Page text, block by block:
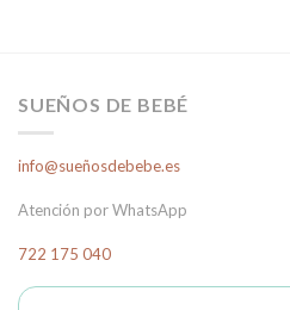
variantes.
se
elegir
SUEÑOS DE BEBÉ
info@sueñosdebebe.es
Atención por WhatsApp
722 175 040